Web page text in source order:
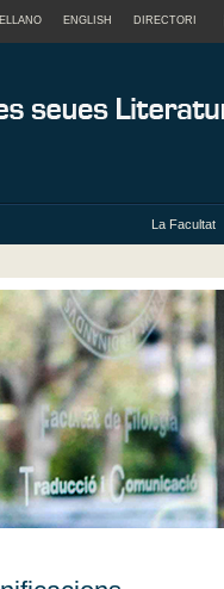
ENGLISH DIRECTORI
La Facultat